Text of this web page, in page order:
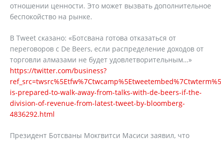
отношении ценности. Это может вызвать дополнительное
беспокойство на рынке.
В Tweet сказано: «Ботсвана готова отказаться от
переговоров с De Beers, если распределение доходов от
торговли алмазами не будет удовлетворительным…»
https://twitter.com/business?
is-prepared-to-walk-away-from-talks-with-de-beers-if-the-
division-of-revenue-from-latest-tweet-by-bloomberg-
4836292.html
Президент Ботсваны Мокгвитси Масиси заявил, что